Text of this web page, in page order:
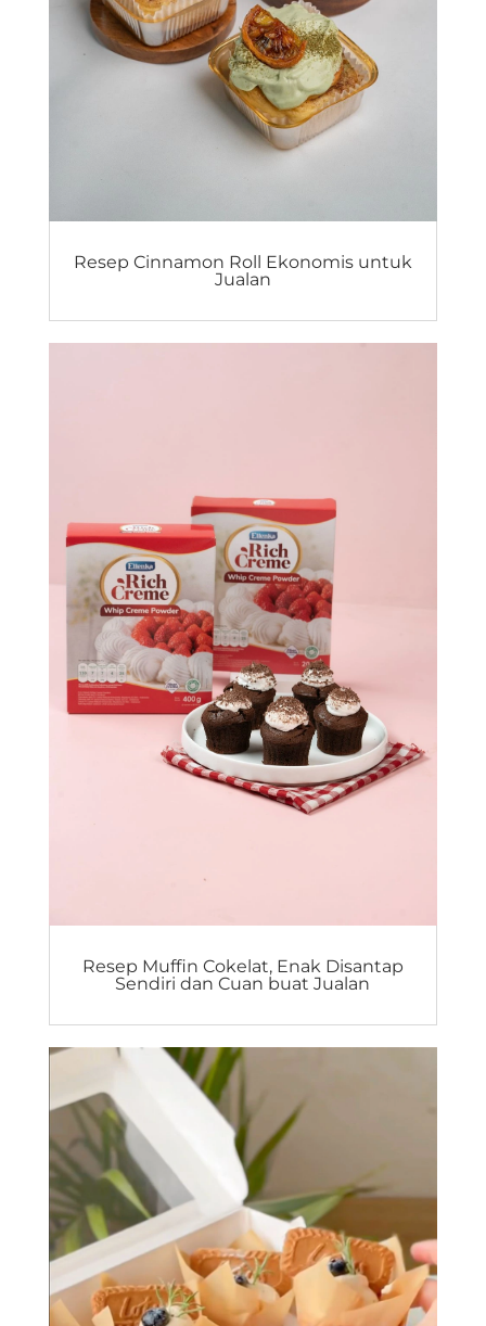
Resep Cinnamon Roll Ekonomis untuk
Jualan
Resep Muffin Cokelat, Enak Disantap
Sendiri dan Cuan buat Jualan